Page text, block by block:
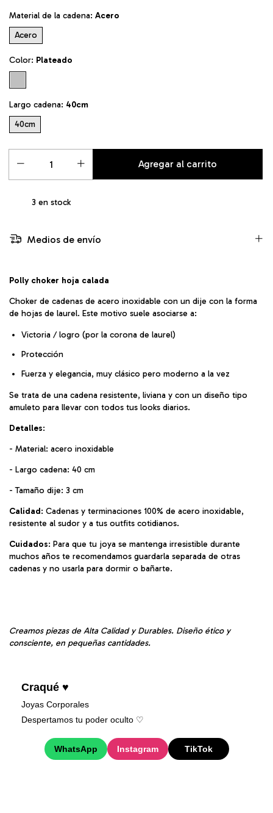
Material de la cadena: Acero
Acero
Color: Plateado
Largo cadena: 40cm
40cm
3 en stock
Medios de envío
Polly choker hoja calada
Choker de cadenas de acero inoxidable con un dije con la forma
de hojas de laurel. Este motivo suele asociarse a:
Victoria / logro (por la corona de laurel)
Protección
Fuerza y elegancia, muy clásico pero moderno a la vez
Se trata de una cadena resistente, liviana y con un diseño tipo
amuleto para llevar con todos tus looks diarios.
Detalles:
- Material: acero inoxidable
- Largo cadena: 40 cm
- Tamaño dije: 3 cm
Calidad: Cadenas y terminaciones 100% de acero inoxidable,
resistente al sudor y a tus outfits cotidianos.
Cuidados: Para que tu joya se mantenga irresistible durante
muchos años te recomendamos guardarla separada de otras
cadenas y no usarla para dormir o bañarte.
Creamos piezas de Alta Calidad y Durables. Diseño ético y
consciente, en pequeñas cantidades.
Craqué ♥
Joyas Corporales
Despertamos tu poder oculto ♡︎
WhatsApp Instagram TikTok